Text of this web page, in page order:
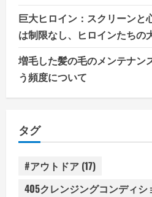
巨大ヒロイン：スクリーンと
は制限なし、ヒロインたちの
増毛した髪の毛のメンテナン
う頻度について
タグ
#アウトドア (17)
405クレンジングコンディシ